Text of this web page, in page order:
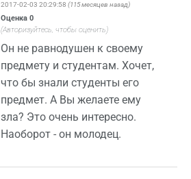
2017-02-03 20:29:58(115 месяцев назад)
Оценка0
(Авторизуйтесь, чтобы оценить)
Он не равнодушен к своему
предмету и студентам. Хочет,
что бы знали студенты его
предмет. А Вы желаете ему
зла? Это очень интересно.
Наоборот - он молодец.